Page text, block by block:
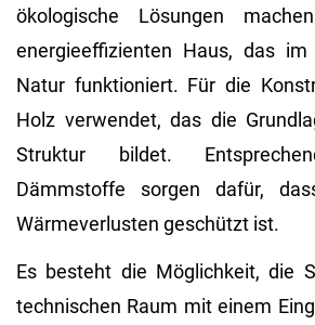
ökologische Lösungen
energieeffizienten Haus, das
Natur funktioniert. Für die
Holz verwendet, das die
Struktur bildet.
Dämmstoffe sorgen dafür,
Wärmeverlusten geschützt ist.
Es besteht die Möglichkeit, die
technischen Raum mit einem